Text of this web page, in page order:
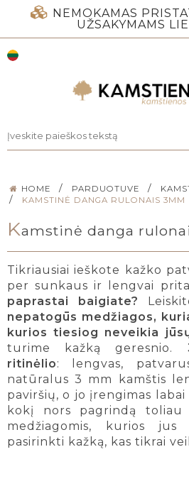
NEMOKAMAS
UŽSAKYMAMS
HOME / PARDUOTUVE /
/ KAMSTINĖ DANGA RULONAIS 3MM
Kamstinė danga
Tikriausiai ieškote kažko
per sunkaus ir lengvai
paprastai baigiate?
nepatogūs medžiagos,
kurios tiesiog neveikia
turime kažką geresnio.
ritinėlio: lengvas,
natūralus 3 mm kamštis
paviršių, o jo įrengimas
kokį nors pagrindą toliau
medžiagomis, kurios
pasirinkti kažką, kas tikrai